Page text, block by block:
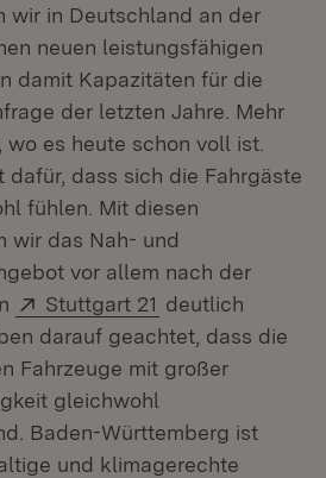
wir in Deutschland an der
neuen leistungsfähigen
damit Kapazitäten für die
der letzten Jahre. Mehr
es heute schon voll ist.
dafür, dass sich die Fahrgäste
fühlen. Mit diesen
wir das Nah- und
vor allem nach der
Extern:
Stuttgart 21 (Öffnet in
deutlich
darauf geachtet, dass die
Fahrzeuge mit großer
gleichwohl
Baden-Württemberg ist
und klimagerechte